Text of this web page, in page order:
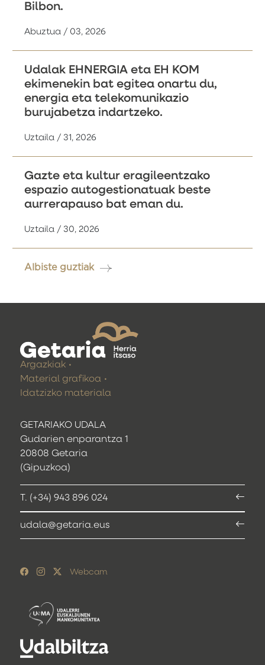
Bilbon.
Abuztua / 03, 2026
Udalak EHNERGIA eta EH KOM
ekimenekin bat egitea onartu du,
energia eta telekomunikazio
burujabetza indartzeko.
Uztaila / 31, 2026
Gazte eta kultur eragileentzako
espazio autogestionatuak beste
aurrerapauso bat eman du.
Uztaila / 30, 2026
Albiste guztiak
GETARIAKO UDALA
Gudarien enparantza 1
20808 Getaria
(Gipuzkoa)
T. (+34) 943 896 024
udala@getaria.eus
Argazkiak
Material grafikoa
Idatzizko materiala
Webcam